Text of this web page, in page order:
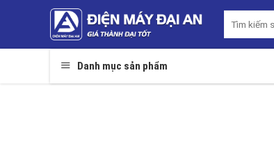
kiếm:
Danh mục sản phẩm